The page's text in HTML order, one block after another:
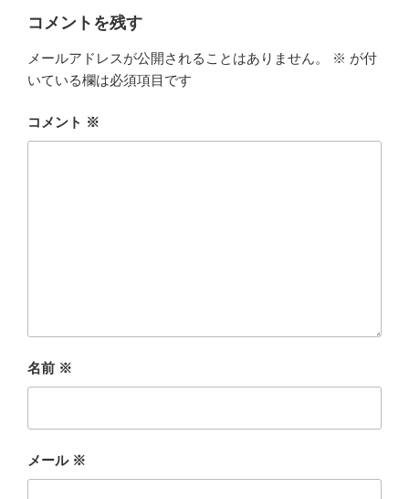
コメントを残す
メールアドレスが公開されることはありません。 ※ が付
いている欄は必須項目です
コメント ※
名前 ※
メール ※